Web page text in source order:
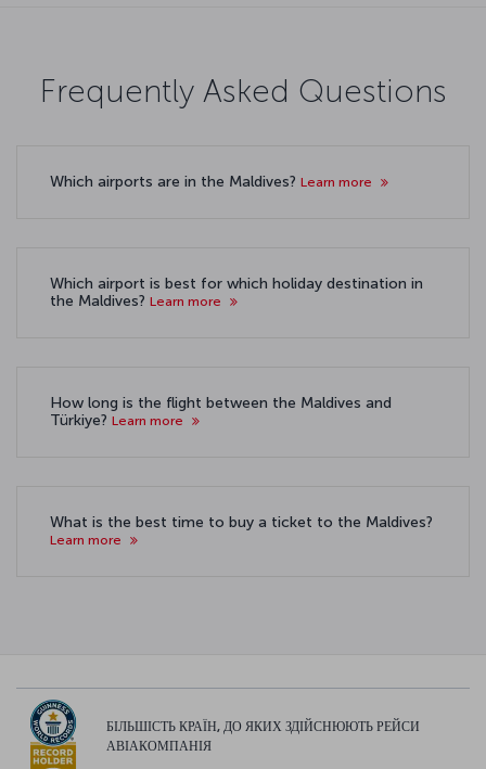
Frequently Asked Questions
Which airports are in the Maldives? Learn more
Which airport is best for which holiday destination in
the Maldives? Learn more
How long is the flight between the Maldives and
Türkiye? Learn more
What is the best time to buy a ticket to the Maldives?
Learn more
БІЛЬШІСТЬ КРАЇН, ДО ЯКИХ ЗДІЙСНЮЮТЬ РЕЙСИ
АВІАКОМПАНІЯ